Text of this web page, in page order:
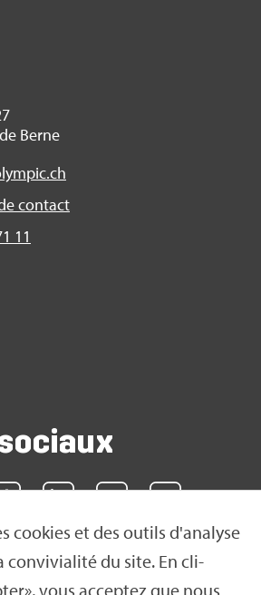
cookies et des outils d'ana­lyse
convi­via­lité du site. En cli­
vous accep­tez que nous
Berne
contact
11